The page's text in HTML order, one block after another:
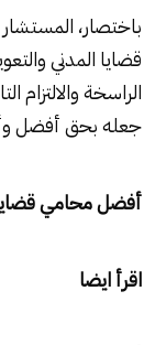
باختصار،
قضايا المدني
الراسخة والالتزام
جعله بحق أفضل
أفضل محامي
اقرأ ايضا